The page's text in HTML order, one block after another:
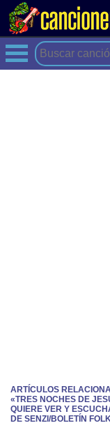
ARTÍCULOS
«TRES NOCHES DE
QUIERE VER Y
DE SENZI/BOLETÍN